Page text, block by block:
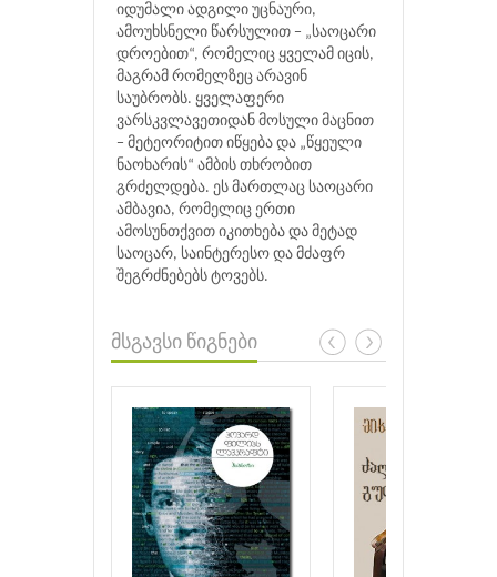
იდუმალი ადგილი უცნაური,
ამოუხსნელი წარსულით − „საოცარი
დროებით“, რომელიც ყველამ იცის,
მაგრამ რომელზეც არავინ
საუბრობს. ყველაფერი
ვარსკვლავეთიდან მოსული მაცნით
− მეტეორიტით იწყება და „წყეული
ნაოხარის“ ამბის თხრობით
გრძელდება. ეს მართლაც საოცარი
ამბავია, რომელიც ერთი
ამოსუნთქვით იკითხება და მეტად
საოცარ, საინტერესო და მძაფრ
შეგრძნებებს ტოვებს.
მსგავსი წიგნები